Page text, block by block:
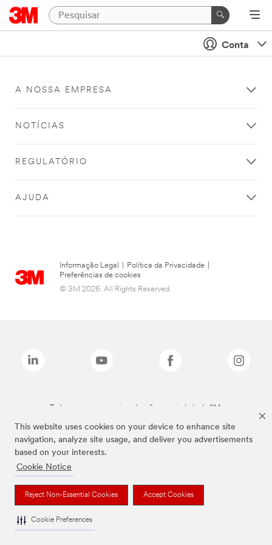
This website uses cookies on your device to enhance site
navigation, analyze site usage, and deliver you advertisements
based on your interests.
Cookie Notice
Reject Non-Essential Cookies Accept Cookies
Cookie Preferences
Conta
A NOSSA EMPRESA
NOTÍCIAS
REGULATÓRIO
AJUDA
Informação Legal Política da Privacidade
Preferências de cookies
© 3M 2026. All Rights Reserved.
Todas as marcas mencionadas são propriedade da 3M.